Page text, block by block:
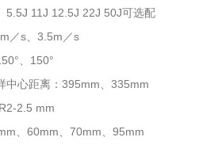
11J 12.5J 22J 50J可选配
／s、3.5m／s
150°、150°
心距离：395mm、335mm
2.5 mm
、60mm、70mm、95mm